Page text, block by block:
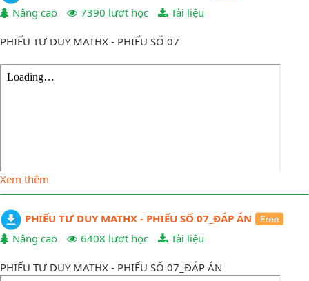
Nâng cao
7390 lượt học Tài liệu
PHIẾU TƯ DUY MATHX - PHIẾU SỐ 07
Xem thêm
PHIẾU TƯ DUY MATHX - PHIẾU SỐ 07_ĐÁP ÁN
Nâng cao
6408 lượt học Tài liệu
PHIẾU TƯ DUY MATHX - PHIẾU SỐ 07_ĐÁP ÁN